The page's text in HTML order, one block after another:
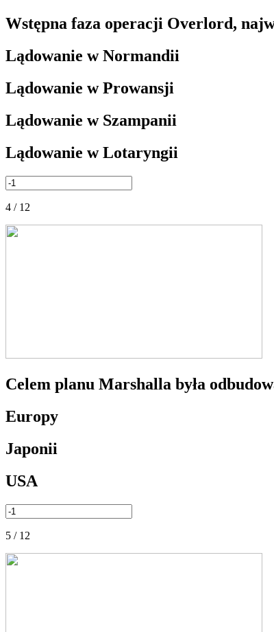
Wstępna faza operacji Overlord,
Lądowanie w Normandii
Lądowanie w Prowansji
Lądowanie w Szampanii
Lądowanie w Lotaryngii
4 / 12
Celem planu Marshalla była
Europy
Japonii
USA
5 / 12